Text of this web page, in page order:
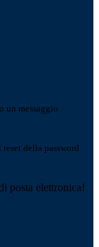
un messaggio
della password
posta elettronica!